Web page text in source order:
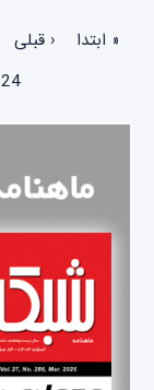
صفحه‌ها
« ابتدا ‹ قبلی
24